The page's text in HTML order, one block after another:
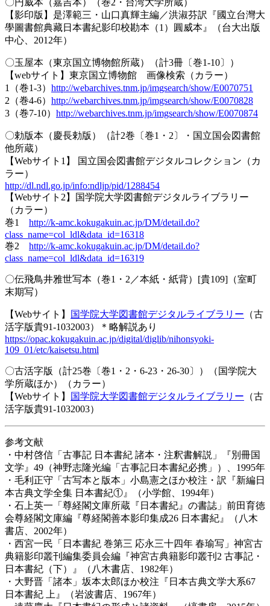
〇円威本（嘉吉本）（巻2・台湾大学所蔵）
【影印版】是澤範三・山口真輝主編／洪淑芬訳『國立台灣大
學圖書館典藏日本書紀影印校勘本（1）圓威本』（台大出版
中心、2012年）
〇玉屋本（東京国立博物館所蔵）（計3冊〔巻1-10〕）
【webサイト】東京国立博物館 画像検索（カラー）
1（巻1-3） http://webarchives.tnm.jp/imgsearch/show/E0070751
2（巻4-6） http://webarchives.tnm.jp/imgsearch/show/E0070828
3（巻7-10） http://webarchives.tnm.jp/imgsearch/show/E0070874
〇勅版本（慶長勅版）（計2巻〔巻1・2〕・国立国会図書館
他所蔵）
【Webサイト1】 国立国会図書館デジタルコレクション（カ
ラー）
http://dl.ndl.go.jp/info:ndljp/pid/1288454
【Webサイト2】国学院大学図書館デジタルライブラリー
（カラー）
巻1 http://k-amc.kokugakuin.ac.jp/DM/detail.do?
class_name=col_ldl&data_id=16318
巻2 http://k-amc.kokugakuin.ac.jp/DM/detail.do?
class_name=col_ldl&data_id=16319
〇伝飛鳥井雅世写本（巻1・2／本紙・紙背）[貴109]（室町
末期写）
【Webサイト】 国学院大学図書館デジタルライブラリー （古
活字版貴91-1032003）＊略解説あり
https://opac.kokugakuin.ac.jp/digital/diglib/nihonsyoki-
109_01/etc/kaisetsu.html
〇古活字版（計25巻〔巻1・2・6-23・26-30〕）（国学院大
学所蔵ほか）（カラー）
【Webサイト】
国学院大学図書館デジタルライブラリー （古
活字版貴91-1032003）
参考文献
・中村啓信「古事記 日本書紀 諸本・注釈書解説」『別冊国
文学』49（神野志隆光編「古事記日本書紀必携」）、1995年
・毛利正守「古写本と版本」小島憲之ほか校注・訳『新編日
本古典文学全集 日本書紀①』（小学館、1994年）
・石上英一「尊経閣文庫所蔵『日本書紀』の書誌」前田育徳
会尊経閣文庫編『尊経閣善本影印集成26 日本書紀』（八木
書店、2002年）
・西宮一民「日本書紀 巻第三 応永三十四年 春瑜写」神宮古
典籍影印叢刊編集委員会編『神宮古典籍影印叢刊2 古事記・
日本書紀（下）』（八木書店、1982年）
・大野晋「諸本」坂本太郎ほか校注『日本古典文学大系67
日本書紀 上』（岩波書店、1967年）